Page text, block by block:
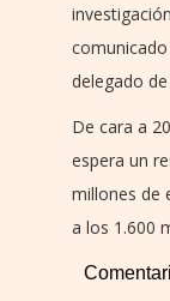
delegado
De cara a
espera un
millones de
a los 1.600